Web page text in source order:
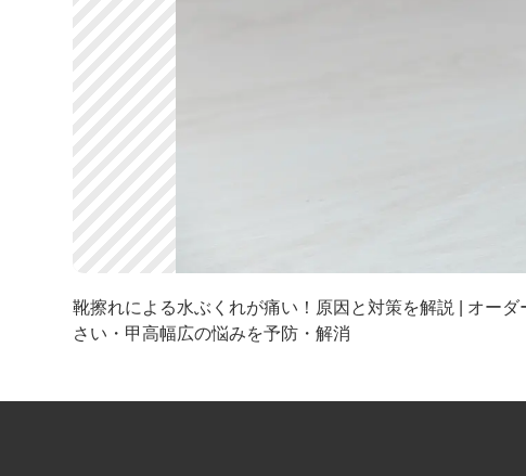
靴擦れによる水ぶくれが痛い！原因と対策を解説 | オー
さい・甲高幅広の悩みを予防・解消